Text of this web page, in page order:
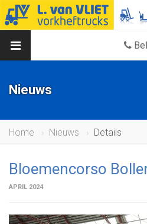
Nieuws
Home Nieuws Details
Bloemencorso
APRIL 2024